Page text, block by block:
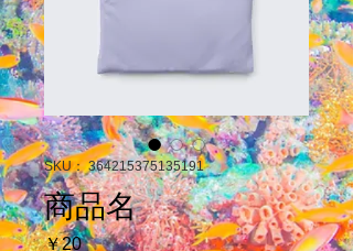
SKU： 364215375135191
商品名
￥20価